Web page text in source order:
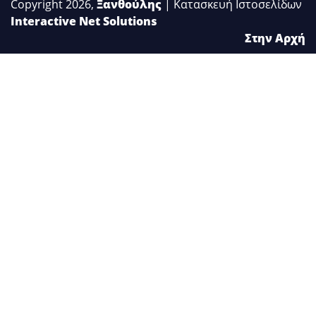
Copyright 2026, Ξανθούλης
| Κατασκευή Ιστοσελίδων
Interactive Net Solutions
Στην Αρχή